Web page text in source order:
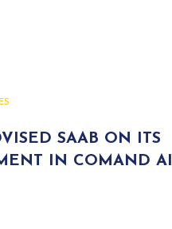
SAAB ON ITS
IN COMAND AI